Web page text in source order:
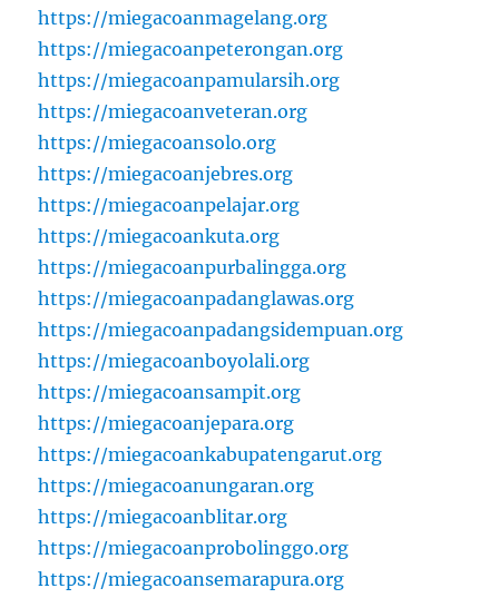
https://miegacoanmagelang.org
https://miegacoanpeterongan.org
https://miegacoanpamularsih.org
https://miegacoanveteran.org
https://miegacoansolo.org
https://miegacoanjebres.org
https://miegacoanpelajar.org
https://miegacoankuta.org
https://miegacoanpurbalingga.org
https://miegacoanpadanglawas.org
https://miegacoanpadangsidempuan.org
https://miegacoanboyolali.org
https://miegacoansampit.org
https://miegacoanjepara.org
https://miegacoankabupatengarut.org
https://miegacoanungaran.org
https://miegacoanblitar.org
https://miegacoanprobolinggo.org
https://miegacoansemarapura.org